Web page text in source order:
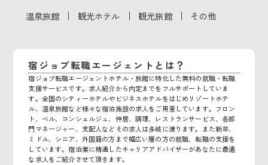
温泉旅館 ｜ 観光ホテル ｜ 観光旅館 ｜ その他
宿ジョブ転職エージェントとは？
宿ジョブ転職エージェントホテル・旅館に特化した無料の就職・転職
支援サービスです。求人紹介から内定までをフルサポートしていま
す。全国のシティーホテルやビジネスホテルをはじめリゾートホテ
ル、温泉旅館など様々な宿泊施設の求人をご用意しています。フロン
ト、ベル、コンシェルジュ、仲居、調理、レストランサービス、各部
門マネージャー、支配人などその求人は多岐に渡ります。また新卒、
ミドル、シニア、外国籍の方まで幅広い層の方の就職、転職の支援を
しています。宿泊業に精通したキャリアアドバイザーがあなたに最適
な求人をご紹介させて頂きます。